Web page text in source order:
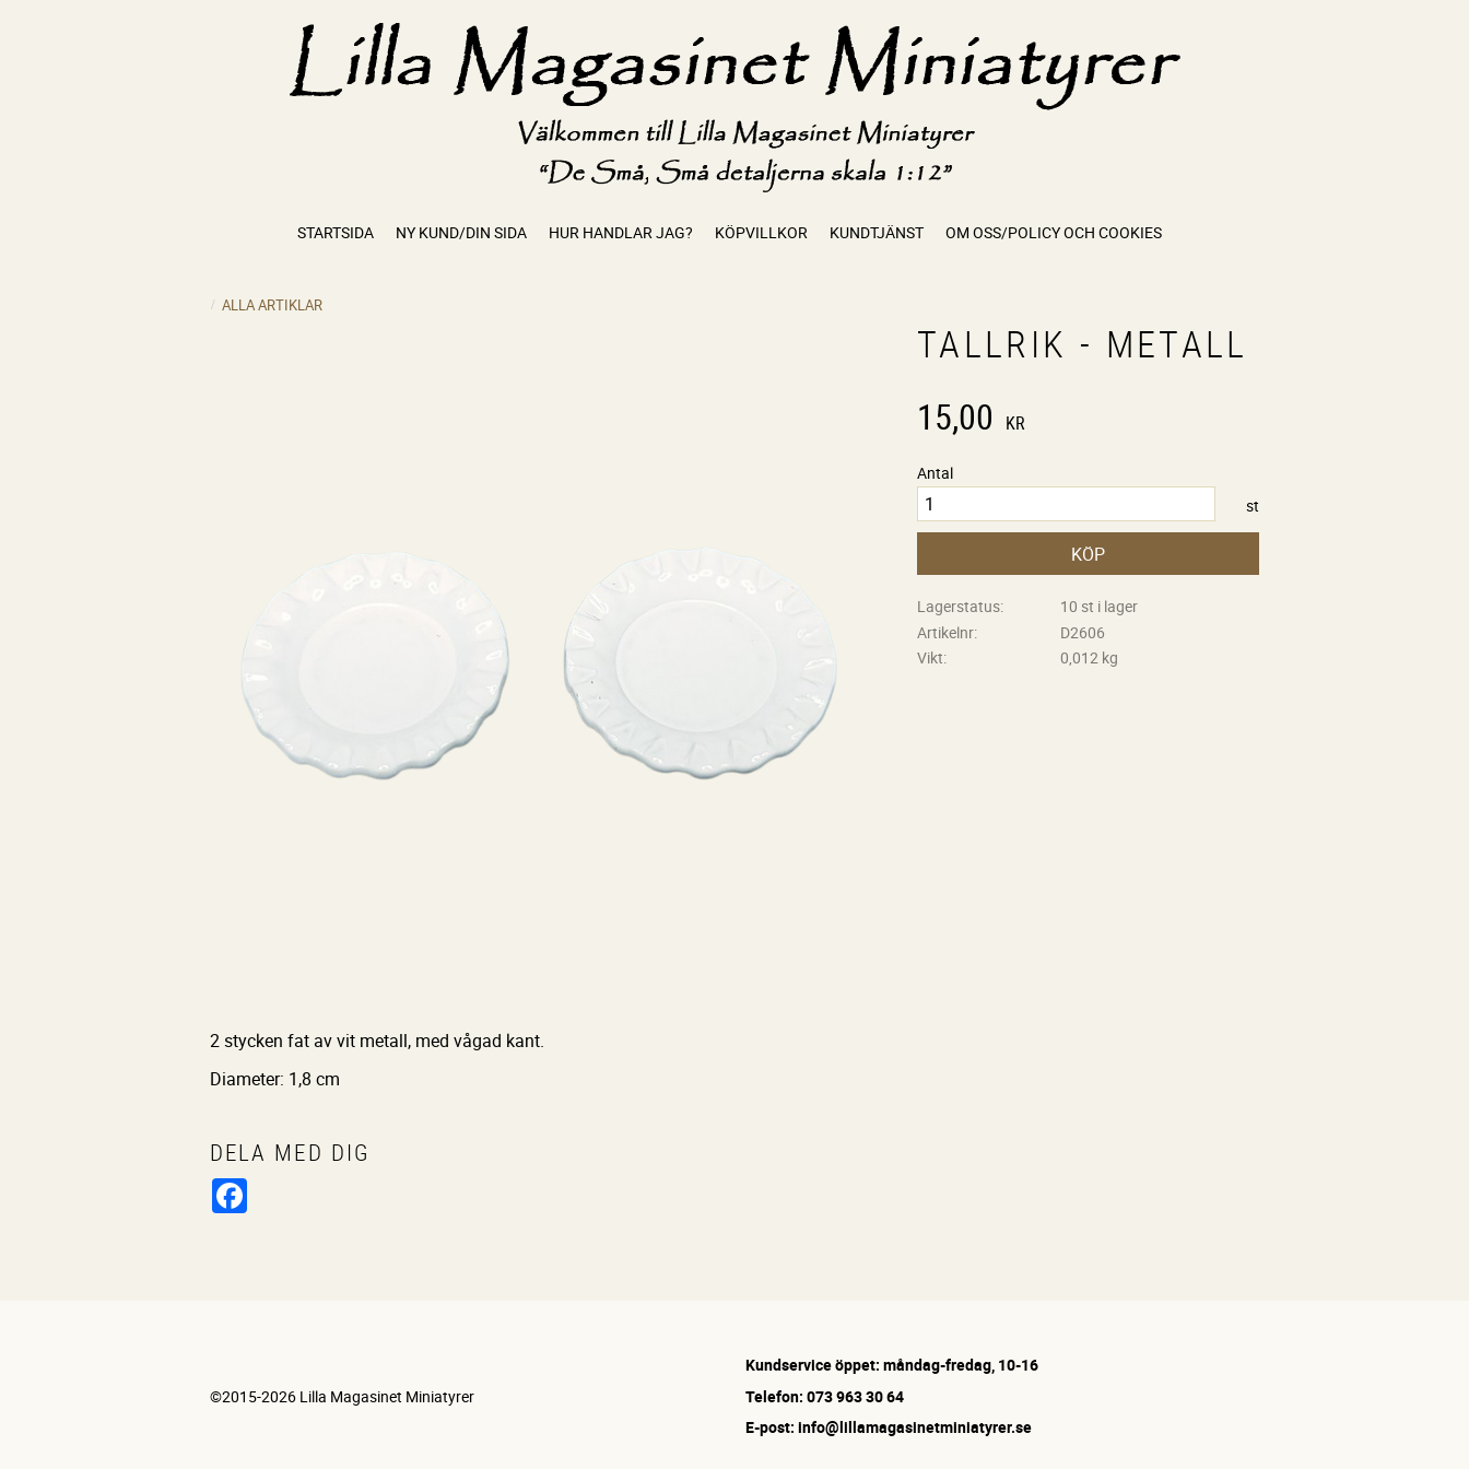
STARTSIDA NY KUND/DIN SIDA HUR HANDLAR JAG? KÖPVILLKOR KUNDTJÄNST OM OSS/POLICY OCH COOKIES
ALLA ARTIKLAR
TALLRIK - METALL
15,00 KR
Antal
st
KÖP
Lagerstatus
10 st i lager
Artikelnr
D2606
Vikt
0,012 kg
2 stycken fat av vit metall, med vågad kant.
Diameter: 1,8 cm
DELA MED DIG
©2015-2026 Lilla Magasinet Miniatyrer
Kundservice öppet: måndag-fredag, 10-16
Telefon: 073 963 30 64
E-post: info@lillamagasinetminiatyrer.se